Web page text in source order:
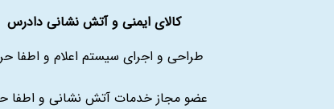
کالای ایمنی و آتش نشانی دادرس
طراحی و اجرای سیستم اعلام و اطفا
عضو مجاز خدمات آتش نشانی و اطفا